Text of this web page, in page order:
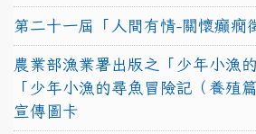
第二十一屆「人間有情-關懷癲癇
農業部漁業署出版之「少年小漁
「少年小漁的尋魚冒險記（養殖
宣傳圖卡